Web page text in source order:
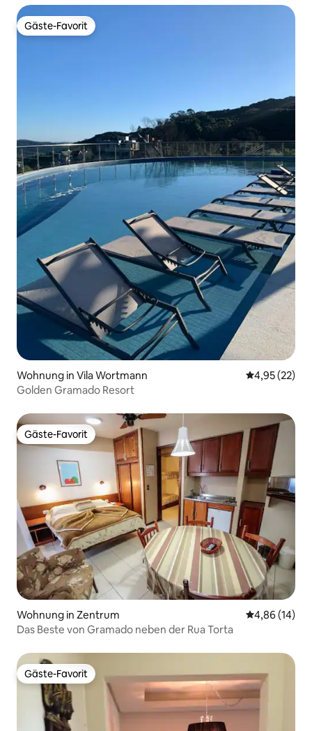
Gäste-Favorit
Gäste-Favorit
Wohnung in Vila Wortmann
4,95 (22)
Golden Gramado Resort
Gäste-Favorit
Gäste-Favorit
Wohnung in Zentrum
4,86 (14)
Das Beste von Gramado neben der Rua Torta
Gäste-Favorit
Gäste-Favorit